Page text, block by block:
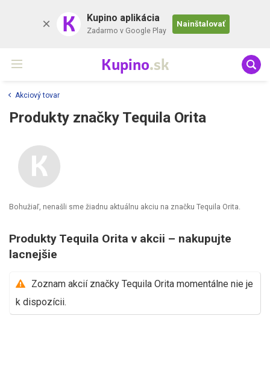
K Kupino aplikácia
Zadarmo v Google Play
Nainštalovať
Kupino.sk
Akciový tovar
Produkty značky Tequila Orita
Bohužiaľ, nenašli sme žiadnu aktuálnu akciu na značku Tequila Orita.
Produkty Tequila Orita v akcii – nakupujte
lacnejšie
Zoznam akcií značky Tequila Orita momentálne nie je
k dispozícii.